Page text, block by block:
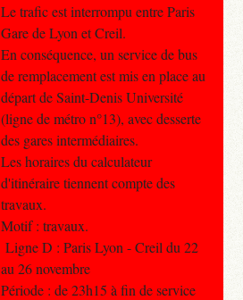
Le trafic est interrompu entre Paris
Gare de Lyon et Creil.
En conséquence, un service de bus
de remplacement est mis en place au
départ de Saint-Denis Université
(ligne de métro n°13), avec desserte
des gares intermédiaires.
Les horaires du calculateur
d'itinéraire tiennent compte des
travaux.
Motif : travaux.
Ligne D : Paris Lyon - Creil du 22
au 26 novembre
Période : de 23h15 à fin de service